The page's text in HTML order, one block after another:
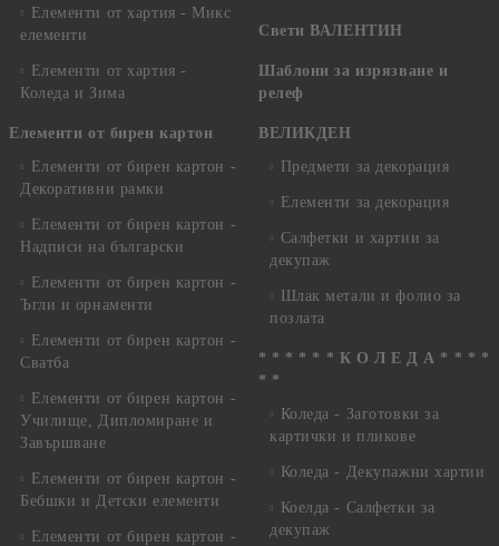
Елементи от хартия - Микс
елементи
Елементи от хартия -
Коледа и Зима
Елементи от бирен картон
Елементи от бирен картон -
Декоративни рамки
Елементи от бирен картон -
Надписи на български
Елементи от бирен картон -
Ъгли и орнаменти
Елементи от бирен картон -
Сватба
Елементи от бирен картон -
Училище, Дипломиране и
Завършване
Елементи от бирен картон -
Бебшки и Детски елементи
Елементи от бирен картон -
Свети ВАЛЕНТИН
Шаблони за изрязване и
релеф
ВЕЛИКДЕН
Предмети за декорация
Елементи за декорация
Салфетки и хартии за
декупаж
Шлак метали и фолио за
позлата
* * * * * * К О Л Е Д А * * * *
* *
Коледа - Заготовки за
картички и пликове
Коледа - Декупажни хартии
Коелда - Салфетки за
декупаж